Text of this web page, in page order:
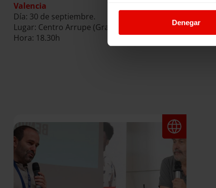
Denegar
Valencia
Día: 30 de septiembre.
Lugar: Centro Arrupe (Gran Vía Fernando El Católico, 78).
Hora: 18.30h